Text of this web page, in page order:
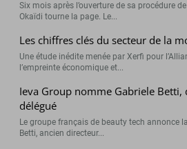
Six mois après l’ouverture de sa procédure
Okaïdi tourne la page. Le...
Les chiffres clés du secteur de la
Une étude inédite menée par Xerfi pour
l’empreinte économique et...
Ieva Group nomme Gabriele Betti,
délégué
Le groupe français de beauty tech annonce
Betti, ancien directeur...